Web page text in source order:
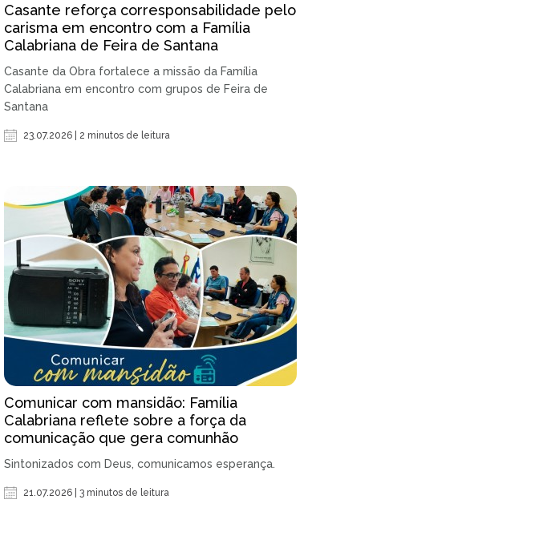
Casante reforça corresponsabilidade pelo
carisma em encontro com a Família
Calabriana de Feira de Santana
Casante da Obra fortalece a missão da Família
Calabriana em encontro com grupos de Feira de
Santana
23.07.2026 | 2 minutos de leitura
Comunicar com mansidão: Família
Calabriana reflete sobre a força da
comunicação que gera comunhão
Sintonizados com Deus, comunicamos esperança.
21.07.2026 | 3 minutos de leitura